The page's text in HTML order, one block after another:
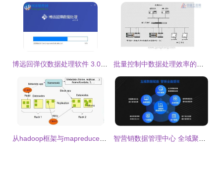
博远回弹仪数据处理软件 3.0.9 官方版，给工程检测装上“智慧芯” 批量控制中数据处理效率的提升 取消中间环节与优选数据处理服务
从hadoop框架与mapreduce模式中谈海量数据处理 智营销数据管理中心 全域聚合与治理，赋能企业精准营销决策